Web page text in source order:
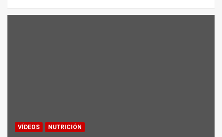
VÍDEOS NUTRICIÓN